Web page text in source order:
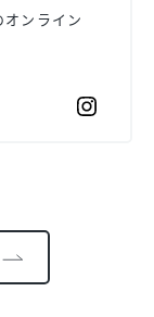
ンライン